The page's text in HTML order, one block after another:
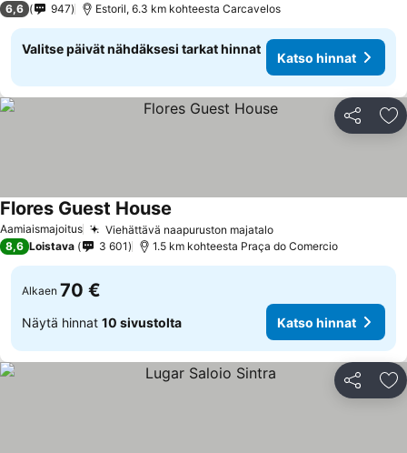
6,6 947 Estoril, 6.3 km kohteesta Carcavelos
Valitse päivät nähdäksesi tarkat hinnat
Katso hinnat
Jaa
Aamiaismajoitus Viehättävä naapuruston majatalo
Flores Guest House
8,6 Loistava 3 601 1.5 km kohteesta Praça do Comercio
Alkaen 70 €
Näytä hinnat 10 sivustolta Katso hinnat
Jaa